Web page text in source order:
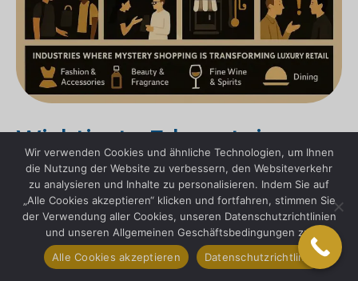
Wichtigste Erkenntnisse:
Mystery Shopping für
Luxusprodukte
Ihre Mitarbeiter im Luxussegment
verbringen durchschnittlich 67 Sekunden
Wir verwenden Cookies und ähnliche Technologien, um Ihnen
die Nutzung der Website zu verbessern, den Websiteverkehr
zu analysieren und Inhalte zu personalisieren. Indem Sie auf
„Alle Cookies akzeptieren“ klicken und fortfahren, stimmen Sie
der Verwendung aller Cookies, unseren Datenschutzrichtlinien
und unseren Allgemeinen Geschäftsbedingungen zu.
Alle Cookies akzeptieren
Datenschutzrichtlinie